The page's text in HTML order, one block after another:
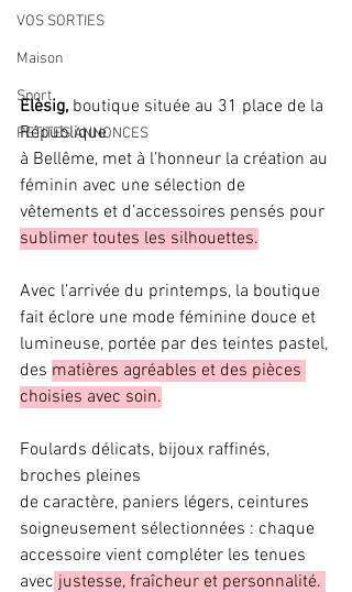
VOS SORTIES
Maison
Sport
PETITES ANNONCES
Elèsig, boutique située au 31 place de la
République
à Bellême, met à l’honneur la création au
féminin avec une sélection de
vêtements et d’accessoires pensés pour
sublimer toutes les silhouettes.
Avec l’arrivée du printemps, la boutique
fait éclore une mode féminine douce et
lumineuse, portée par des teintes pastel,
des matières agréables et des pièces
choisies avec soin.
Foulards délicats, bijoux raffinés,
broches pleines
de caractère, paniers légers, ceintures
soigneusement sélectionnées : chaque
accessoire vient compléter les tenues
avec justesse, fraîcheur et personnalité.